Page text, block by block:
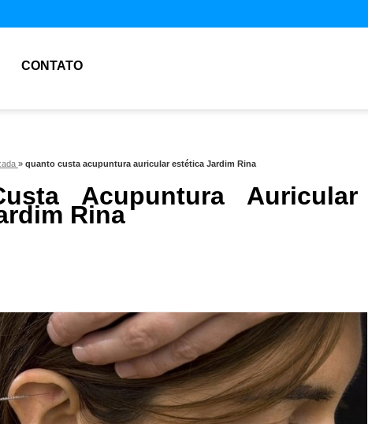
CONTATO
» quanto custa acupuntura auricular estética Jardim Rina
Acupuntura Auricular
Rina